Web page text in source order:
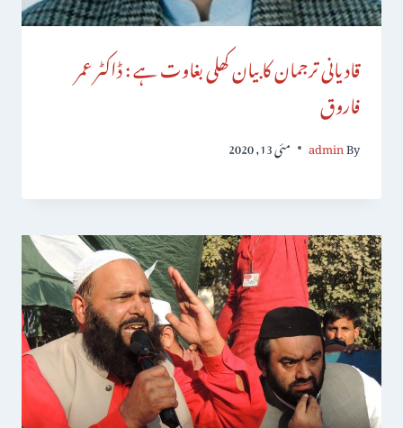
قادیانی ترجمان کا بیان کھلی بغاوت ہے : ڈاکٹر عمر
فاروق
By
admin مئی 13, 2020